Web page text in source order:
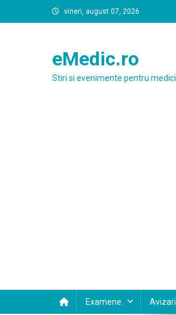
to
vineri, august 07, 2026
eMedic.ro
Stiri si evenimente pentru medici
Examene Avizari